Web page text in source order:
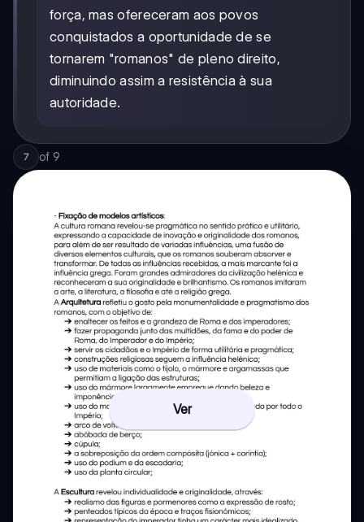
força, mas ofereceram aos povos
conquistados a oportunidade de se
tornarem "romanos" de pleno direito,
diminuindo assim a resistência à sua
autoridade.
7 of 9
Ver